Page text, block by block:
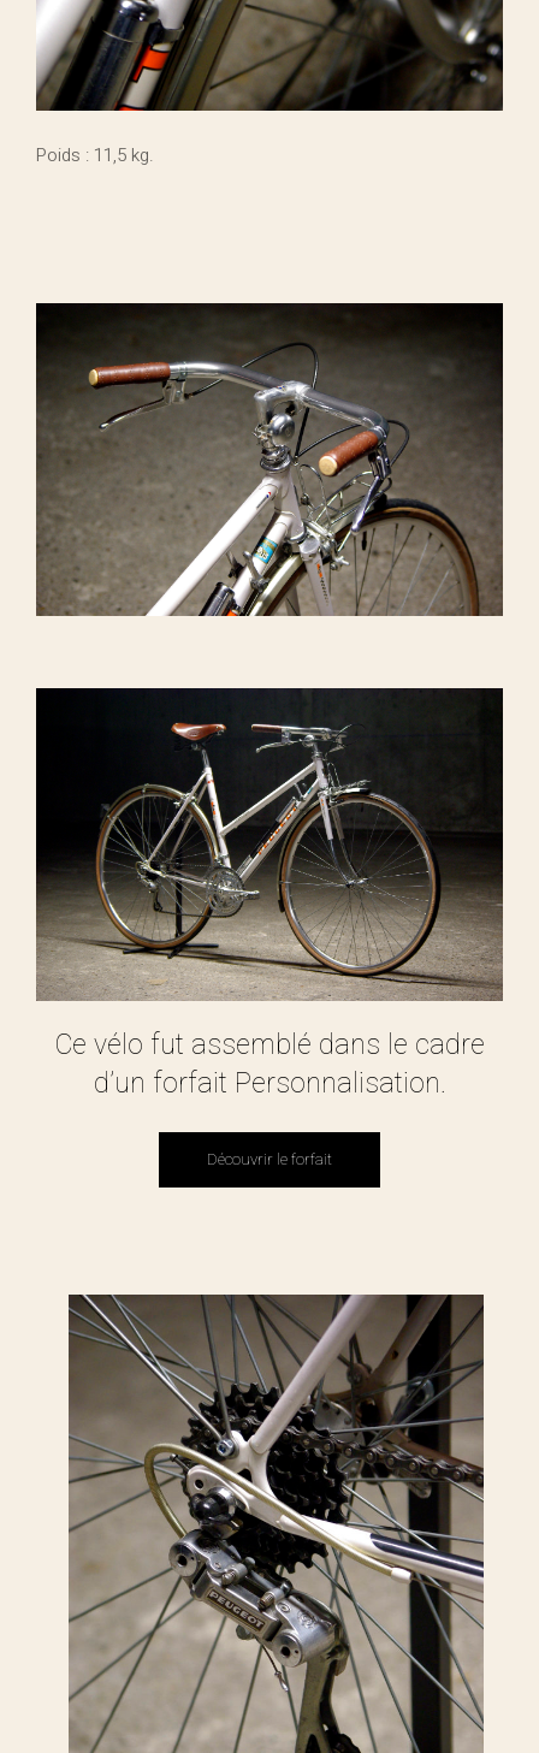
Poids : 11,5 kg.
Ce vélo fut assemblé dans le cadre
d’un forfait Personnalisation.
Découvrir le forfait
Découvrir le forfait